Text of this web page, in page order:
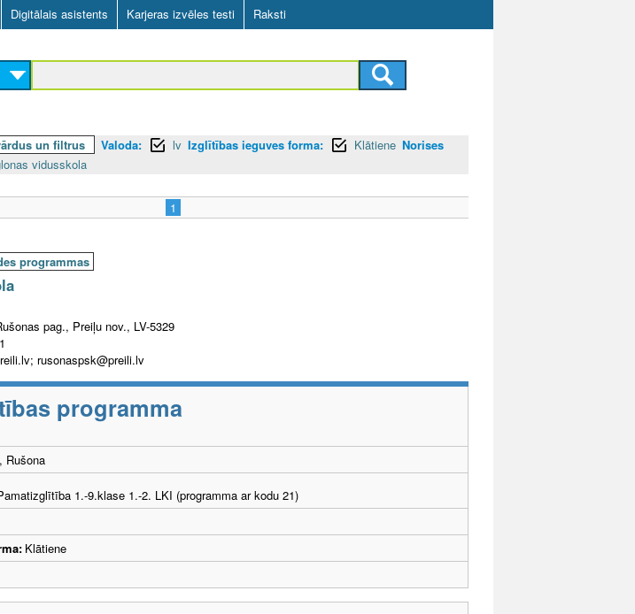
Digitālais asistents Karjeras izvēles testi Raksti
un filtrus Valoda: lv Izglītības ieguves forma: Klātiene Norises
vidusskola
1
programmas
pag., Preiļu nov., LV-5329
rusonaspsk@preili.lv
programma
Rušona
1.-9.klase 1.-2. LKI (programma ar kodu 21)
Klātiene